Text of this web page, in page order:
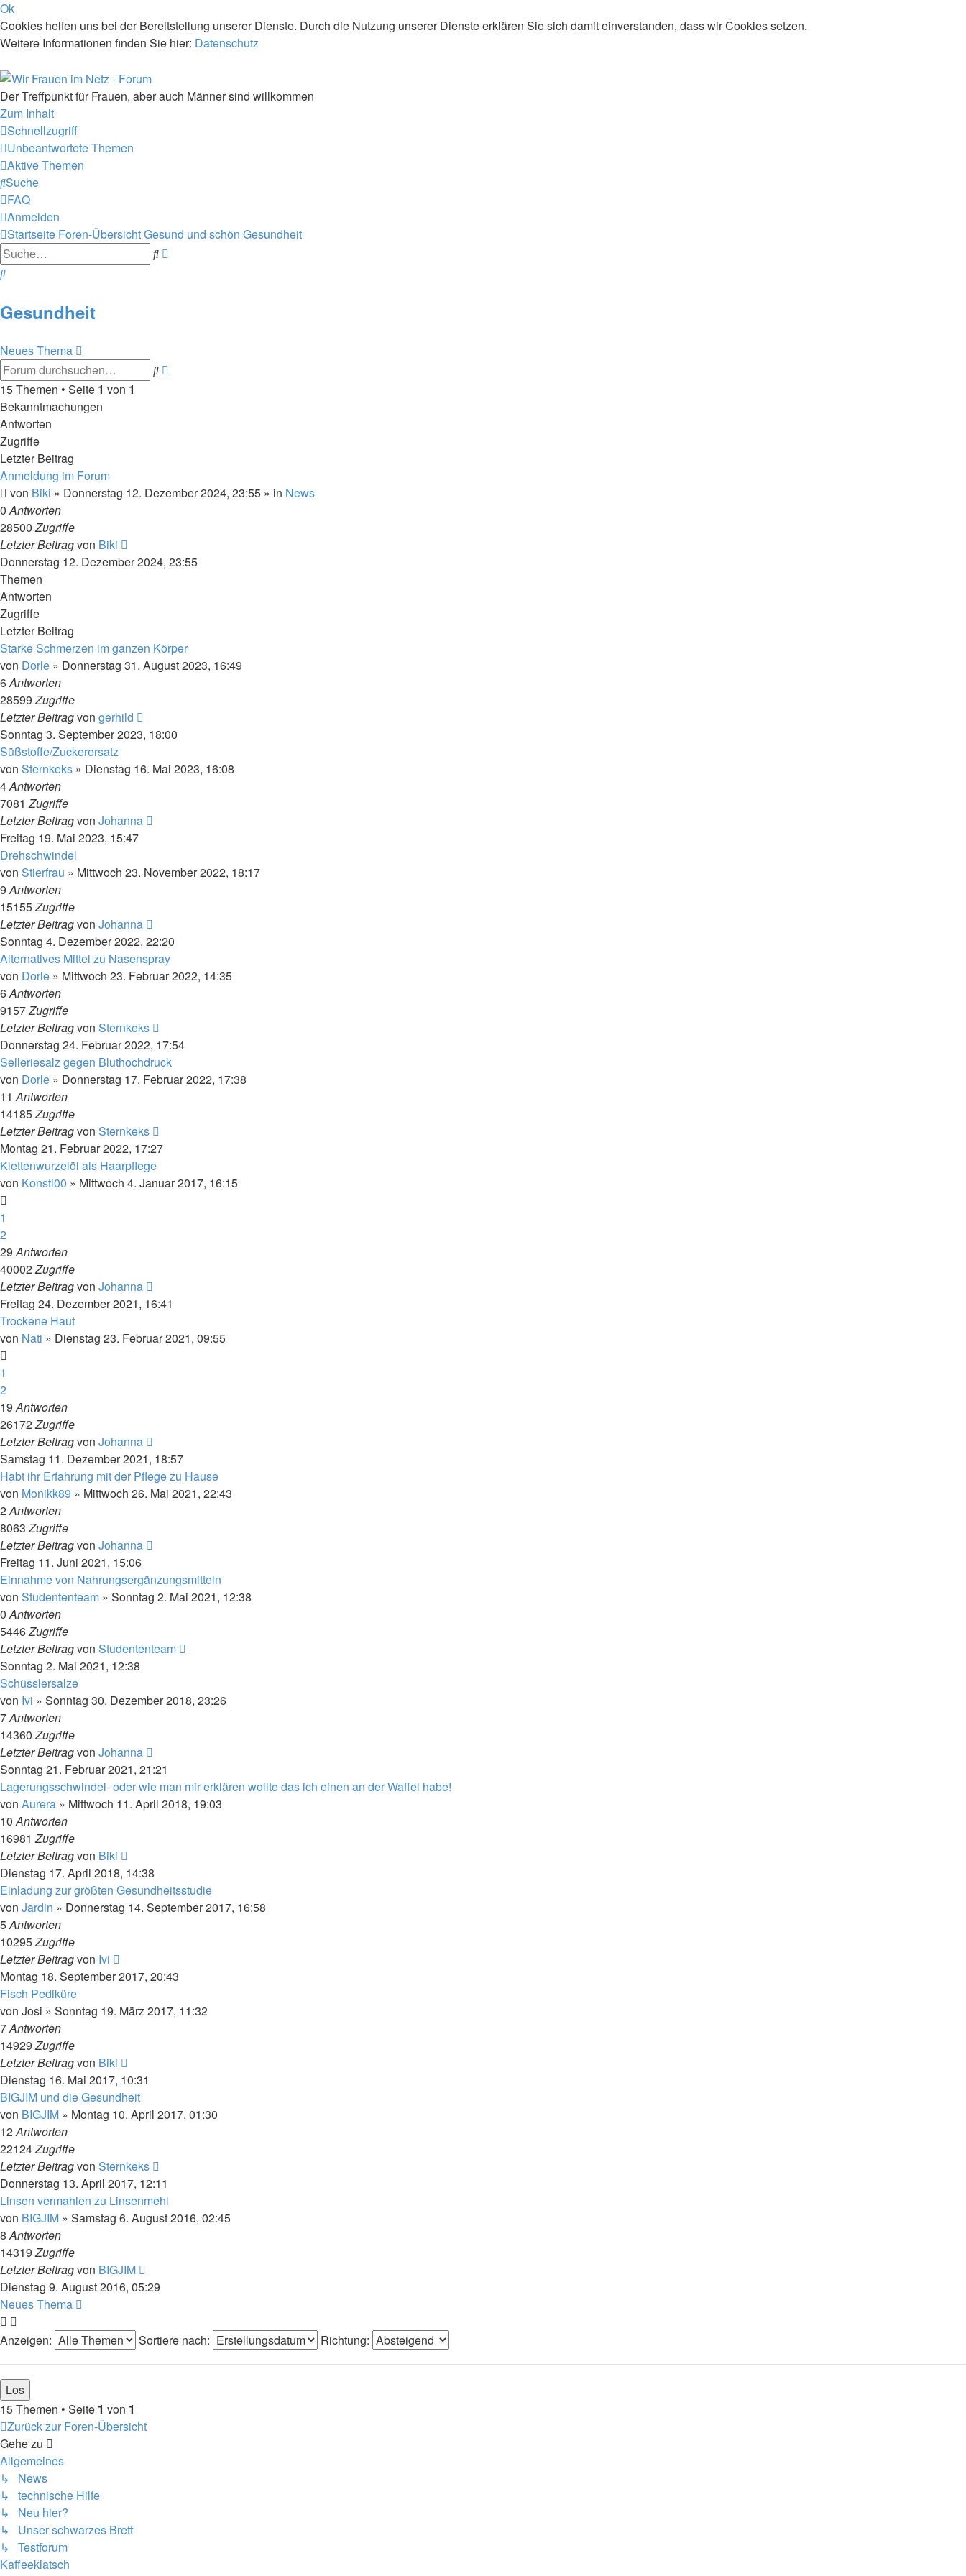
Ok
Cookies helfen uns bei der Bereitstellung unserer Dienste. Durch die Nutzung unserer Dienste erklären Sie sich damit einverstanden, dass wir Cookies setzen.
Weitere Informationen finden Sie hier: Datenschutz
Der Treffpunkt für Frauen, aber auch Männer sind willkommen
Zum Inhalt
Schnellzugriff
Unbeantwortete Themen
Aktive Themen
Suche
FAQ
Anmelden
Startseite Foren-ÜbersichtGesund und schön Gesundheit
Suche
Suche
Gesundheit
Neues Thema
Suche
15 Themen • Seite 1 von 1
Bekanntmachungen
Antworten
Zugriffe
Letzter Beitrag
Anmeldung im Forum
von Biki » Donnerstag 12. Dezember 2024, 23:55 » in News
0Antworten
28500Zugriffe
Letzter Beitragvon Biki
Donnerstag 12. Dezember 2024, 23:55
Themen
Antworten
Zugriffe
Letzter Beitrag
Starke Schmerzen im ganzen Körper
von Dorle » Donnerstag 31. August 2023, 16:49
6Antworten
28599Zugriffe
Letzter Beitragvon gerhild
Sonntag 3. September 2023, 18:00
Süßstoffe/Zuckerersatz
von Sternkeks » Dienstag 16. Mai 2023, 16:08
4Antworten
7081Zugriffe
Letzter Beitragvon Johanna
Freitag 19. Mai 2023, 15:47
Drehschwindel
von Stierfrau » Mittwoch 23. November 2022, 18:17
9Antworten
15155Zugriffe
Letzter Beitragvon Johanna
Sonntag 4. Dezember 2022, 22:20
Alternatives Mittel zu Nasenspray
von Dorle » Mittwoch 23. Februar 2022, 14:35
6Antworten
9157Zugriffe
Letzter Beitragvon Sternkeks
Donnerstag 24. Februar 2022, 17:54
Selleriesalz gegen Bluthochdruck
von Dorle » Donnerstag 17. Februar 2022, 17:38
11Antworten
14185Zugriffe
Letzter Beitragvon Sternkeks
Montag 21. Februar 2022, 17:27
Klettenwurzelöl als Haarpflege
von Konsti00 » Mittwoch 4. Januar 2017, 16:15
1
2
29Antworten
40002Zugriffe
Letzter Beitragvon Johanna
Freitag 24. Dezember 2021, 16:41
Trockene Haut
von Nati » Dienstag 23. Februar 2021, 09:55
1
2
19Antworten
26172Zugriffe
Letzter Beitragvon Johanna
Samstag 11. Dezember 2021, 18:57
Habt ihr Erfahrung mit der Pflege zu Hause
von Monikk89 » Mittwoch 26. Mai 2021, 22:43
2Antworten
8063Zugriffe
Letzter Beitragvon Johanna
Freitag 11. Juni 2021, 15:06
Einnahme von Nahrungsergänzungsmitteln
von Studententeam » Sonntag 2. Mai 2021, 12:38
0Antworten
5446Zugriffe
Letzter Beitragvon Studententeam
Sonntag 2. Mai 2021, 12:38
Schüsslersalze
von Ivi » Sonntag 30. Dezember 2018, 23:26
7Antworten
14360Zugriffe
Letzter Beitragvon Johanna
Sonntag 21. Februar 2021, 21:21
Lagerungsschwindel- oder wie man mir erklären wollte das ich einen an der Waffel habe!
von Aurera » Mittwoch 11. April 2018, 19:03
10Antworten
16981Zugriffe
Letzter Beitragvon Biki
Dienstag 17. April 2018, 14:38
Einladung zur größten Gesundheitsstudie
von Jardin » Donnerstag 14. September 2017, 16:58
5Antworten
10295Zugriffe
Letzter Beitragvon Ivi
Montag 18. September 2017, 20:43
Fisch Pediküre
von Josi » Sonntag 19. März 2017, 11:32
7Antworten
14929Zugriffe
Letzter Beitragvon Biki
Dienstag 16. Mai 2017, 10:31
BIGJIM und die Gesundheit
von BIGJIM » Montag 10. April 2017, 01:30
12Antworten
22124Zugriffe
Letzter Beitragvon Sternkeks
Donnerstag 13. April 2017, 12:11
Linsen vermahlen zu Linsenmehl
von BIGJIM » Samstag 6. August 2016, 02:45
8Antworten
14319Zugriffe
Letzter Beitragvon BIGJIM
Dienstag 9. August 2016, 05:29
Neues Thema
Anzeigen: Sortiere nach: Richtung:
15 Themen • Seite 1 von 1
Zurück zur Foren-Übersicht
Gehe zu
Allgemeines
↳ News
↳ technische Hilfe
↳ Neu hier?
↳ Unser schwarzes Brett
↳ Testforum
Kaffeeklatsch